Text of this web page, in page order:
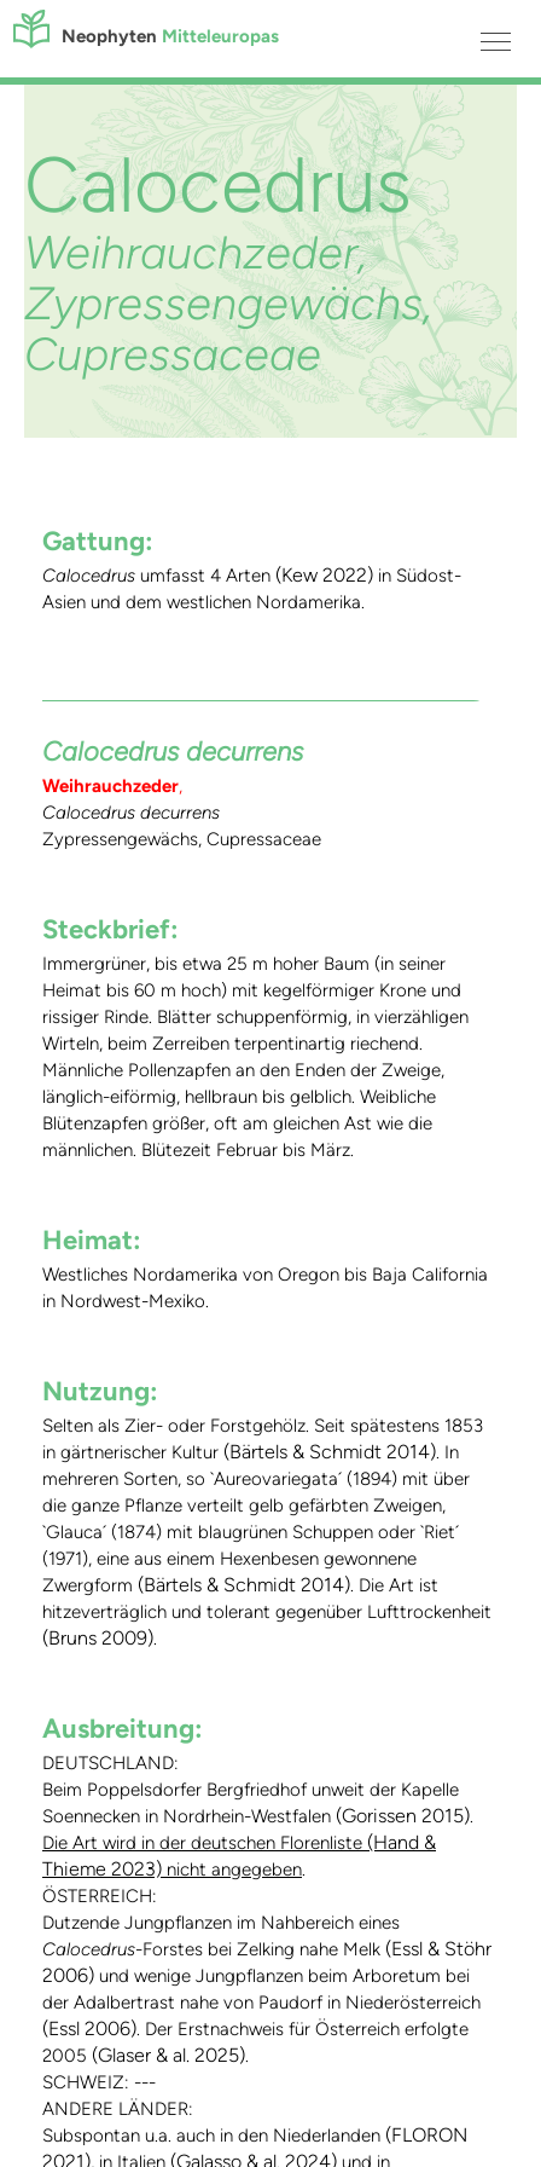
Neophyten Mitteleuropas
Calocedrus
Weihrauchzeder,
Zypressengewächs,
Cupressaceae
Gattung:
Calocedrus umfasst 4 Arten (Kew 2022) in Südost-
Asien und dem westlichen Nordamerika.
Calocedrus decurrens
Weihrauchzeder,
Calocedrus decurrens
Zypressengewächs, Cupressaceae
Steckbrief:
Immergrüner, bis etwa 25 m hoher Baum (in seiner
Heimat bis 60 m hoch) mit kegelförmiger Krone und
rissiger Rinde. Blätter schuppenförmig, in vierzähligen
Wirteln, beim Zerreiben terpentinartig riechend.
Männliche Pollenzapfen an den Enden der Zweige,
länglich-eiförmig, hellbraun bis gelblich. Weibliche
Blütenzapfen größer, oft am gleichen Ast wie die
männlichen. Blütezeit Februar bis März.
Heimat:
Westliches Nordamerika von Oregon bis Baja California
in Nordwest-Mexiko.
Nutzung:
Selten als Zier- oder Forstgehölz. Seit spätestens 1853
in gärtnerischer Kultur (Bärtels & Schmidt 2014). In
mehreren Sorten, so `Aureovariegata´ (1894) mit über
die ganze Pflanze verteilt gelb gefärbten Zweigen,
`Glauca´ (1874) mit blaugrünen Schuppen oder `Riet´
(1971), eine aus einem Hexenbesen gewonnene
Zwergform (Bärtels & Schmidt 2014). Die Art ist
hitzeverträglich und tolerant gegenüber Lufttrockenheit
(Bruns 2009).
Ausbreitung:
DEUTSCHLAND:
Beim Poppelsdorfer Bergfriedhof unweit der Kapelle
Soennecken in Nordrhein-Westfalen (Gorissen 2015).
Die Art wird in der deutschen Florenliste (Hand &
Thieme 2023) nicht angegeben.
ÖSTERREICH:
Dutzende Jungpflanzen im Nahbereich eines
Calocedrus-Forstes bei Zelking nahe Melk (Essl & Stöhr
2006) und wenige Jungpflanzen beim Arboretum bei
der Adalbertrast nahe von Paudorf in Niederösterreich
(Essl 2006). Der Erstnachweis für Österreich erfolgte
2005 (Glaser & al. 2025).
SCHWEIZ: ---
ANDERE LÄNDER:
Subspontan u.a. auch in den Niederlanden (FLORON
2021), in Italien (Galasso & al. 2024) und in